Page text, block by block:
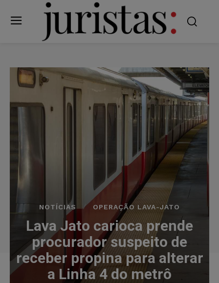
NOTÍCIAS OPERAÇÃO LAVA-JATO
Lava Jato carioca prende
procurador suspeito de
receber propina para alterar
a Linha 4 do metrô